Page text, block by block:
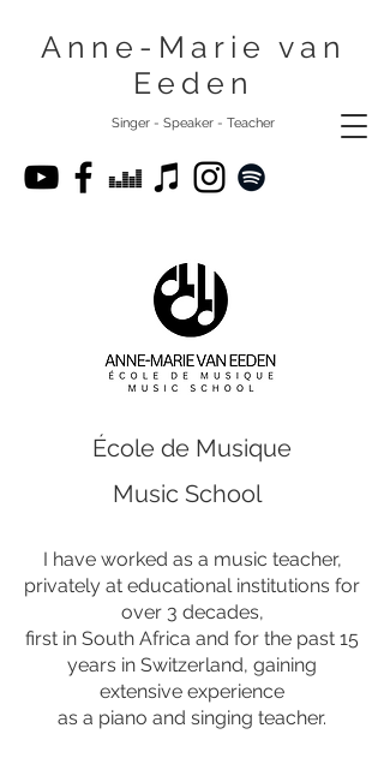
Anne-Marie van
Eeden
Singer - Speaker - Teacher
École de Musique
Music School
I have worked as a music teacher,
privately at educational institutions for
over 3 decades,
first in South Africa and for the past 15
years in Switzerland, gaining
extensive experience
as a piano and singing teacher.